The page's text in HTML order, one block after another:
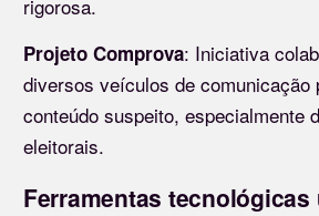
rigorosa.
Projeto Comprova: Iniciativa
diversos veículos de comunicação
conteúdo suspeito, especialmente
eleitorais.
Ferramentas tecnológicas